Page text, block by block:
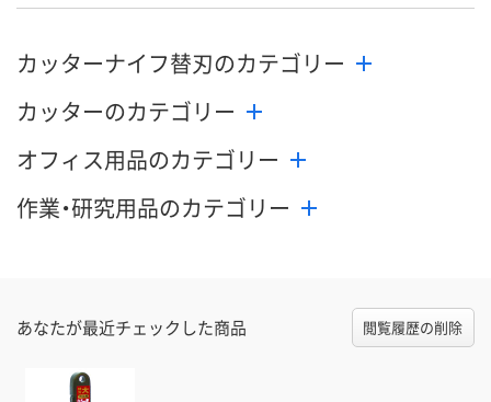
カッターナイフ替刃のカテゴリー
カッターのカテゴリー
オフィス用品のカテゴリー
作業・研究用品のカテゴリー
あなたが最近チェックした商品 閲覧履歴の削除